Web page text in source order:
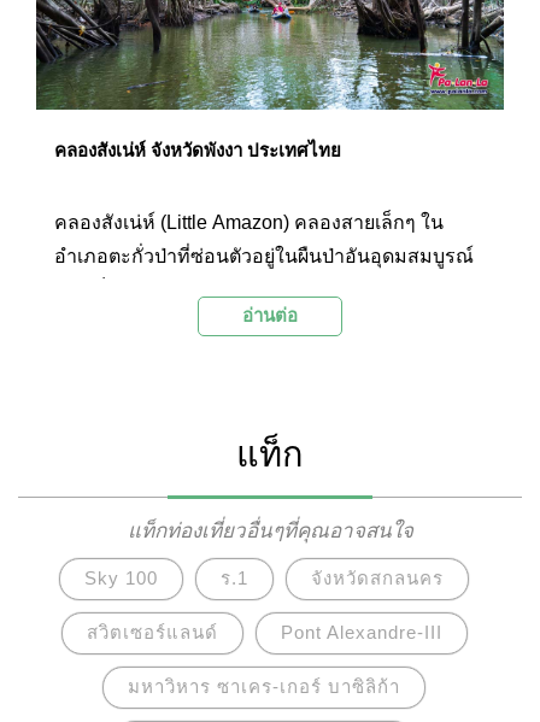
คลองสังเน่ห์ จังหวัดพังงา ประเทศไทย
คลองสังเน่ห์ (Little Amazon) คลองสายเล็กๆ ใน
อำเภอตะกั่วป่าที่ซ่อนตัวอยู่ในผืนป่าอันอุดมสมบูรณ์
หลากหลายและสัตว์ป่าที่อาศัยอยู่ริมคลองคดเคียว
อ่านต่อ
แท็ก
แท็กท่องเที่ยวอื่นๆที่คุณอาจสนใจ
Sky 100 ร.1 จังหวัดสกลนคร
สวิตเซอร์แลนด์ Pont Alexandre-III
มหาวิหาร ซาเคร-เกอร์ บาซิลิก้า